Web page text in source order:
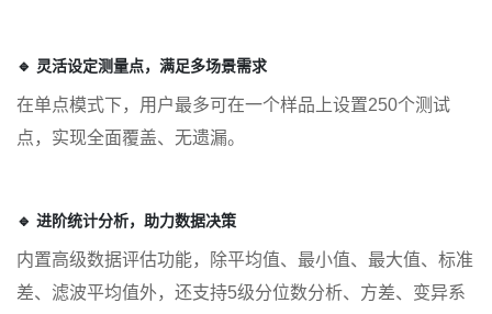
🔹 灵活设定测量点，满足多场景需求
在单点模式下，用户最多可在一个样品上设置250个测试
点，实现全面覆盖、无遗漏。
🔹 进阶统计分析，助力数据决策
内置高级数据评估功能，除平均值、最小值、最大值、标准
差、滤波平均值外，还支持5级分位数分析、方差、变异系